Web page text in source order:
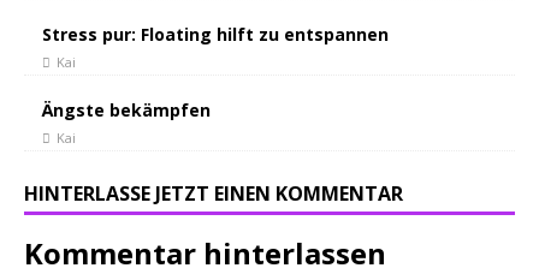
Stress pur: Floating hilft zu entspannen
Kai
Ängste bekämpfen
Kai
HINTERLASSE JETZT EINEN KOMMENTAR
Kommentar hinterlassen